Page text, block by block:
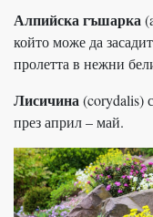
Алпийска гъшарка
който може да
пролетта в нежни
Лисичина(corydalis)
през април – май.